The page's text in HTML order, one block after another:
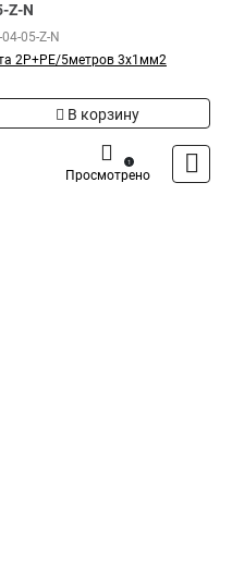
1
магазин
Z-N
05-Z-N
2Р+PЕ/5метров 3х1мм2
В корзину
Просмотрено
1